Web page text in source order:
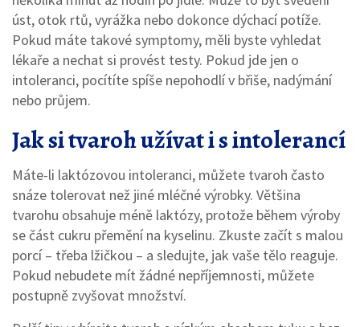
úst, otok rtů, vyrážka nebo dokonce dýchací potíže.
Pokud máte takové symptomy, měli byste vyhledat
lékaře a nechat si provést testy. Pokud jde jen o
intoleranci, pocítíte spíše nepohodlí v břiše, nadýmání
nebo průjem.
Jak si tvaroh užívat i s intolerancí
Máte-li laktózovou intoleranci, můžete tvaroh často
snáze tolerovat než jiné mléčné výrobky. Většina
tvarohu obsahuje méně laktózy, protože během výroby
se část cukru přemění na kyselinu. Zkuste začít s malou
porcí – třeba lžičkou – a sledujte, jak vaše tělo reaguje.
Pokud nebudete mít žádné nepříjemnosti, můžete
postupně zvyšovat množství.